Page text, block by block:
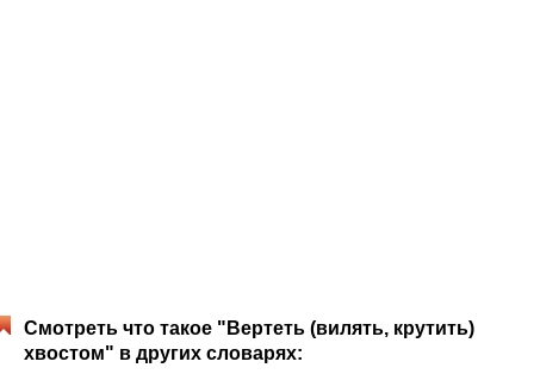
Смотреть что такое "Вертеть (вилять, крутить)
хвостом" в других словарях: